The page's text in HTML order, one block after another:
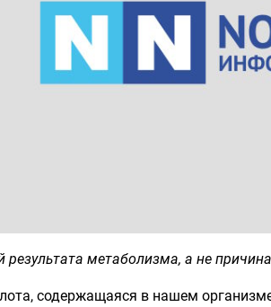
результата метаболизма, а не
содержащаяся в нашем